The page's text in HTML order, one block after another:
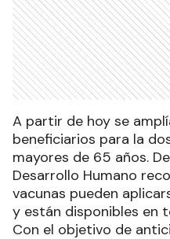
A partir de hoy se
beneficiarios para la
mayores de 65 años.
Desarrollo Humano
vacunas pueden
y están disponibles en
Con el objetivo de